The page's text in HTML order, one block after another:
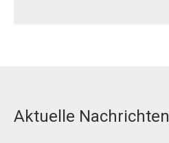
Aktuelle Nachrichten